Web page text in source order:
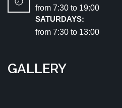
from 7:30 tо 19:00
SATURDAYS:
from 7:30 tо 13:00
GALLERY